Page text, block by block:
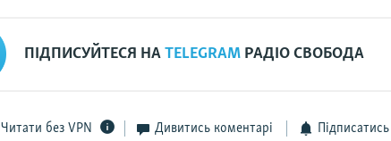
ПІДПИСУЙТЕСЯ НАTELEGRAM РАДІО СВОБОДА
Читати без VPN Дивитись коментарі Підписатись